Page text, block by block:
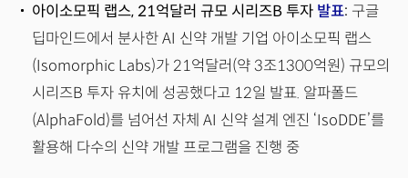
아이소모픽 랩스, 21억달러 규모 시리즈B 투자 발표: 구글
딥마인드에서 분사한 AI 신약 개발 기업 아이소모픽 랩스
(Isomorphic Labs)가 21억달러(약 3조1300억원) 규모의
시리즈B 투자 유치에 성공했다고 12일 발표. 알파폴드
(AlphaFold)를 넘어선 자체 AI 신약 설계 엔진 ‘IsoDDE’를
활용해 다수의 신약 개발 프로그램을 진행 중